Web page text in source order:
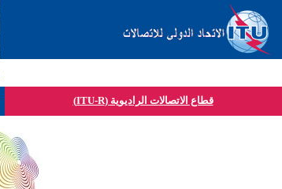
قطاع الاتصالات الراديوية (ITU-R)